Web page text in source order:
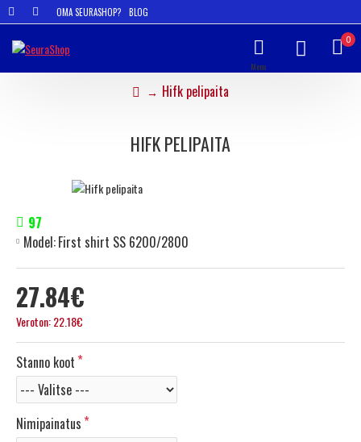
OMA SEURASHOP? BLOG
0
Hifk pelipaita
HIFK PELIPAITA
27.84€
Veroton: 22.18€
97
Model:First shirt SS 6200/2800
Stanno koot
Nimipainatus